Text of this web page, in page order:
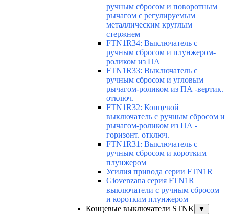
ручным сбросом и поворотным
рычагом с регулируемым
металлическим круглым
стержнем
FTN1R34: Выключатель с
ручным сбросом и плунжером-
роликом из ПА
FTN1R33: Выключатель с
ручным сбросом и угловым
рычагом-роликом из ПА -вертик.
отключ.
FTN1R32: Концевой
выключатель с ручным сбросом и
рычагом-роликом из ПА -
горизонт. отключ.
FTN1R31: Выключатель с
ручным сбросом и коротким
плунжером
Усилия привода серии FTN1R
Giovenzana серия FTN1R
выключатели с ручным сбросом
и коротким плунжером
Концевые выключатели STNK
▼